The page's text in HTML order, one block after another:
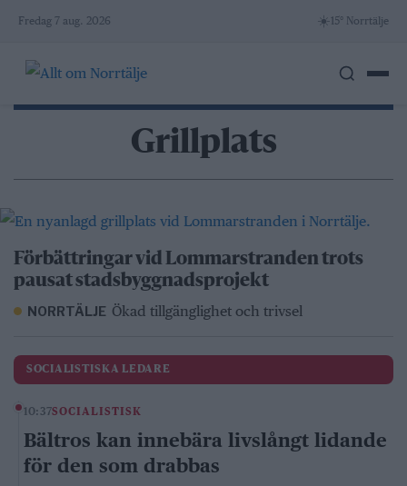
Skip
content
Fredag 7 aug. 2026 ☀️ 15° Norrtälje
Grillplats
Förbättringar vid Lommarstranden trots
pausat stadsbyggnadsprojekt
NORRTÄLJE Ökad tillgänglighet och trivsel
SOCIALISTISKA LEDARE
10:37SOCIALISTISK
Bältros kan innebära livslångt lidande
för den som drabbas